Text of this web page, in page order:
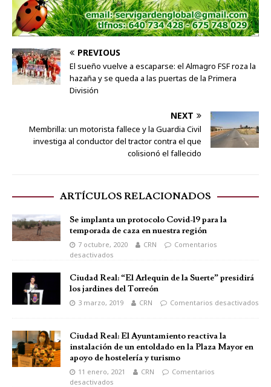
PREVIOUS
El sueño vuelve a escaparse: el Almagro FSF roza la
hazaña y se queda a las puertas de la Primera
División
NEXT
Membrilla: un motorista fallece y la Guardia Civil
investiga al conductor del tractor contra el que
colisionó el fallecido
ARTÍCULOS RELACIONADOS
Se implanta un protocolo Covid-19 para la
temporada de caza en nuestra región
7 octubre, 2020 CRN
Comentarios
desactivados
Ciudad Real: “El Arlequin de la Suerte” presidirá
los jardines del Torreón
3 marzo, 2019 CRN Comentarios desactivados
Ciudad Real: El Ayuntamiento reactiva la
instalación de un entoldado en la Plaza Mayor en
apoyo de hostelería y turismo
11 enero, 2021 CRN
Comentarios
desactivados